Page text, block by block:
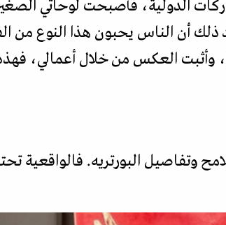
الدولية، فأصبحت لوحاتي
أن الناس يحبون هذا النوع من
وأثبت العكس من خلال أعمالي،
وتفاصيل البورتريه. فالواقعية